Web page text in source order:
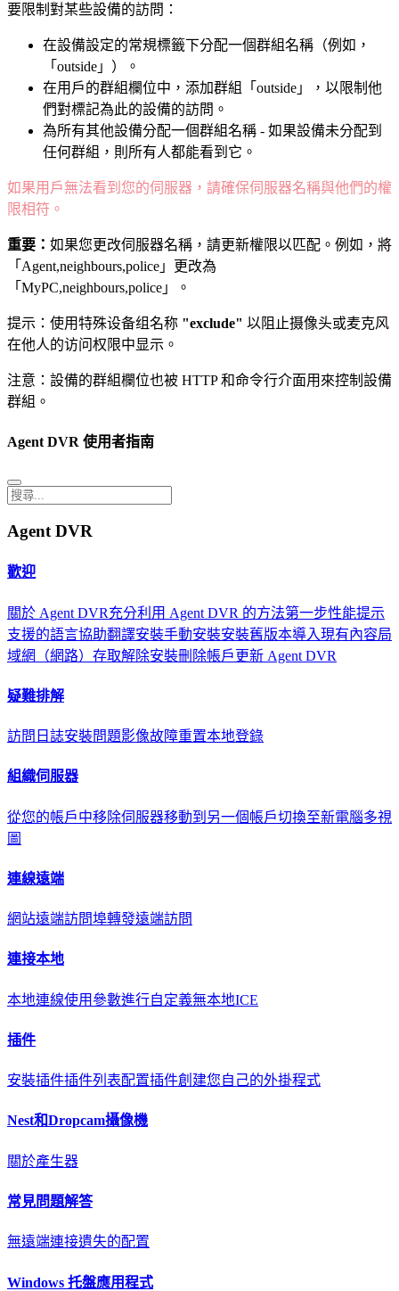
要限制對某些設備的訪問：
在設備設定的常規標籤下分配一個群組名稱（例如，
「outside」）。
在用戶的群組欄位中，添加群組「outside」，以限制他
們對標記為此的設備的訪問。
為所有其他設備分配一個群組名稱 - 如果設備未分配到
任何群組，則所有人都能看到它。
如果用戶無法看到您的伺服器，請確保伺服器名稱與他們的權
限相符。
重要： 如果您更改伺服器名稱，請更新權限以匹配。例如，將
「Agent,neighbours,police」更改為
「MyPC,neighbours,police」。
提示：使用特殊设备组名称 "exclude" 以阻止摄像头或麦克风
在他人的访问权限中显示。
注意：設備的群組欄位也被 HTTP 和命令行介面用來控制設備
群組。
Agent DVR 使用者指南
Agent DVR
歡迎
關於 Agent DVR充分利用 Agent DVR 的方法第一步性能提示
支援的語言協助翻譯安裝手動安裝安裝舊版本導入現有內容局
域網（網路）存取解除安裝刪除帳戶 更新 Agent DVR
疑難排解
訪問日誌安裝問題影像故障重置本地登錄
組織伺服器
從您的帳戶中移除伺服器移動到另一個帳戶切換至新電腦多視
圖
連線遠端
網站遠端訪問埠轉發遠端訪問
連接本地
本地連線使用參數進行自定義無本地ICE
插件
安裝插件插件列表配置插件創建您自己的外掛程式
Nest和Dropcam攝像機
關於產生器
常見問題解答
無遠端連接遺失的配置
Windows 托盤應用程式